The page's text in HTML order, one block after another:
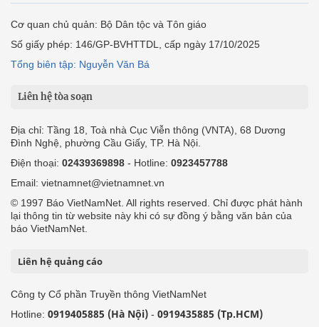
Cơ quan chủ quản: Bộ Dân tộc và Tôn giáo
Số giấy phép: 146/GP-BVHTTDL, cấp ngày 17/10/2025
Tổng biên tập: Nguyễn Văn Bá
Liên hệ tòa soạn
Địa chỉ: Tầng 18, Toà nhà Cục Viễn thông (VNTA), 68 Dương
Đình Nghệ, phường Cầu Giấy, TP. Hà Nội.
Điện thoại: 02439369898 - Hotline: 0923457788
Email: vietnamnet@vietnamnet.vn
© 1997 Báo VietNamNet. All rights reserved. Chỉ được phát hành
lại thông tin từ website này khi có sự đồng ý bằng văn bản của
báo VietNamNet.
Liên hệ quảng cáo
Công ty Cổ phần Truyền thông VietNamNet
Hotline: 0919405885 (Hà Nội) - 0919435885 (Tp.HCM)